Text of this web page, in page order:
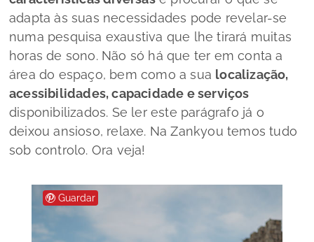
adapta às suas necessidades pode revelar-se
numa pesquisa exaustiva que lhe tirará muitas
horas de sono. Não só há que ter em conta a
área do espaço, bem como a sua localização,
acessibilidades, capacidade e serviços
disponibilizados. Se ler este parágrafo já o
deixou ansioso, relaxe. Na Zankyou temos tudo
sob controlo. Ora veja!
Guardar